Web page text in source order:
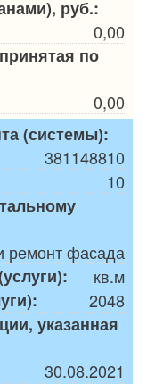
руб.:
0,00
по
0,00
(системы):
381148810
10
ремонт фасада
кв.м
2048
указанная
30.08.2021